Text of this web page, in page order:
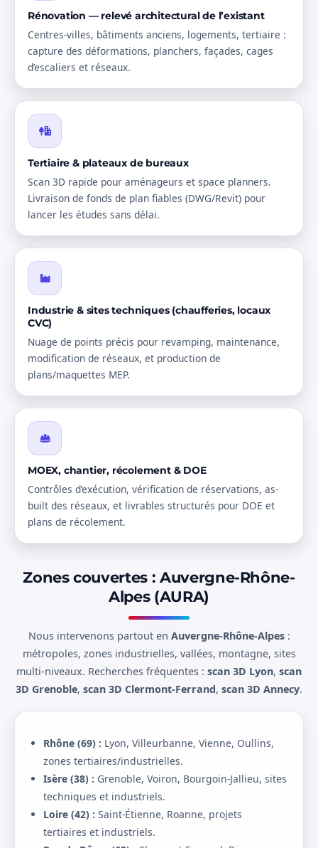
Rénovation — relevé architectural de l’existant
Centres-villes, bâtiments anciens, logements, tertiaire :
capture des déformations, planchers, façades, cages
d’escaliers et réseaux.
Tertiaire & plateaux de bureaux
Scan 3D rapide pour aménageurs et space planners.
Livraison de fonds de plan fiables (DWG/Revit) pour
lancer les études sans délai.
Industrie & sites techniques (chaufferies, locaux
CVC)
Nuage de points précis pour revamping, maintenance,
modification de réseaux, et production de
plans/maquettes MEP.
MOEX, chantier, récolement & DOE
Contrôles d’exécution, vérification de réservations, as-
built des réseaux, et livrables structurés pour DOE et
plans de récolement.
Zones couvertes : Auvergne-Rhône-
Alpes (AURA)
Nous intervenons partout en Auvergne-Rhône-Alpes:
métropoles, zones industrielles, vallées, montagne, sites
multi-niveaux. Recherches fréquentes : scan 3D Lyon, scan
3D Grenoble, scan 3D Clermont-Ferrand, scan 3D Annecy.
Rhône (69) : Lyon, Villeurbanne, Vienne, Oullins,
zones tertiaires/industrielles.
Isère (38) : Grenoble, Voiron, Bourgoin-Jallieu, sites
techniques et industriels.
Loire (42) : Saint-Étienne, Roanne, projets
tertiaires et industriels.